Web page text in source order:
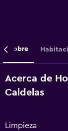
Sobre
Acerca de
Caldelas
Limpieza